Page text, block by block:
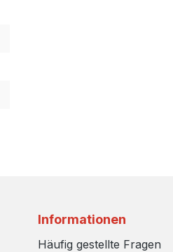
Informationen
Häufig gestellte Fragen